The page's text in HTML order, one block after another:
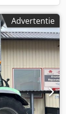
Advertentie